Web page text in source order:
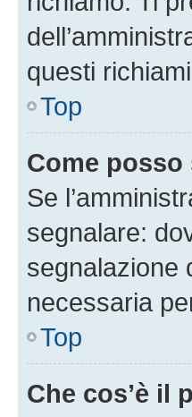
questi
Top
Come
Se
segnalare:
segnalazione
necessaria
Top
Che cos’è il